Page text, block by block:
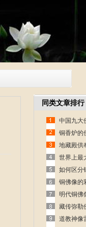
同类文章排行
中国九大
铜香炉的
地藏殿供
世界上最
如何区分
铜佛像的
明代铜佛
藏传弥勒
道教神像